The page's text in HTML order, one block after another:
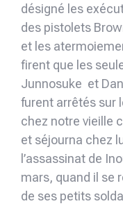
désigné les
des pistolets
et les
firent que les
Junnosuke et
furent arrêtés sur
chez notre vieille
et séjourna chez
l’assassinat de
mars, quand il se
de ses petits